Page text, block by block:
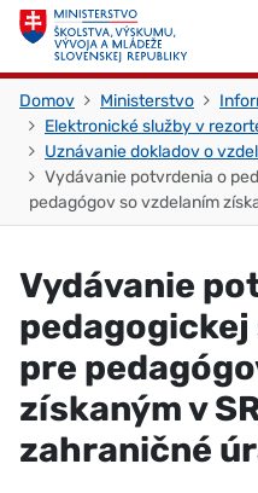
Skočiť na obsah
Domov Ministerstvo
Elektronické služby v
Uznávanie dokladov o
Vydávanie potvrdenia o
pedagógov so vzdelaním
Vydávanie
pre
získaným v
zahraničné
Skočiť na začiatok stránky